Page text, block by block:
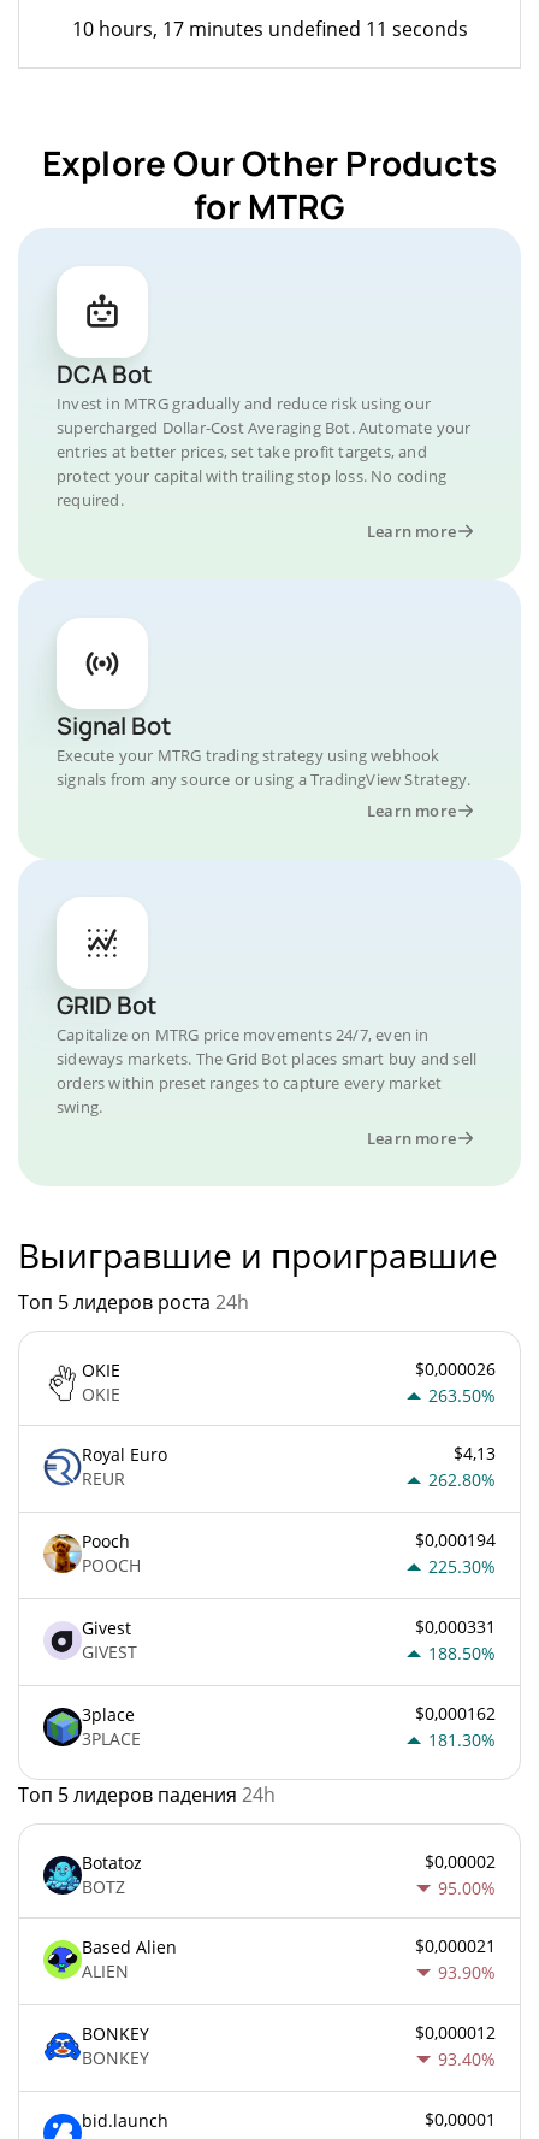
10 hours, 17 minutes undefined 11 seconds
Explore Our Other Products
for MTRG
DCA Bot
Invest in MTRG gradually and reduce risk using our
supercharged Dollar-Cost Averaging Bot. Automate your
entries at better prices, set take profit targets, and
protect your capital with trailing stop loss. No coding
required.
Learn more
Signal Bot
Execute your MTRG trading strategy using webhook
signals from any source or using a TradingView Strategy.
Learn more
GRID Bot
Capitalize on MTRG price movements 24/7, even in
sideways markets. The Grid Bot places smart buy and sell
orders within preset ranges to capture every market
swing.
Learn more
Выигравшие и проигравшие
Топ 5 лидеров роста 24h
OKIE
OKIE
$0,000026
263.50%
Royal Euro
REUR
$4,13
262.80%
Pooch
POOCH
$0,000194
225.30%
Givest
GIVEST
$0,000331
188.50%
3place
3PLACE
$0,000162
181.30%
Топ 5 лидеров падения 24h
Botatoz
BOTZ
$0,00002
95.00%
Based Alien
ALIEN
$0,000021
93.90%
BONKEY
BONKEY
$0,000012
93.40%
bid.launch
$0,00001